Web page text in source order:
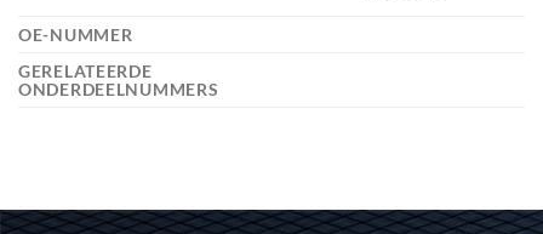
OE-NUMMER
GERELATEERDE
ONDERDEELNUMMERS